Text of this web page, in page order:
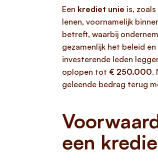
Een krediet unie is,
lenen, voornamelijk
betreft, waarbij
gezamenlijk het beleid
investerende leden
oplopen tot € 250.000.
geleende bedrag terug
een